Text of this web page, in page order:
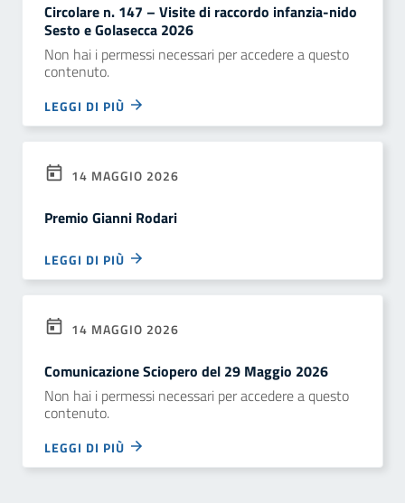
Circolare n. 147 – Visite di raccordo infanzia-nido
Sesto e Golasecca 2026
Non hai i permessi necessari per accedere a questo
contenuto.
LEGGI DI PIÙ
14 MAGGIO 2026
Premio Gianni Rodari
LEGGI DI PIÙ
14 MAGGIO 2026
Comunicazione Sciopero del 29 Maggio 2026
Non hai i permessi necessari per accedere a questo
contenuto.
LEGGI DI PIÙ